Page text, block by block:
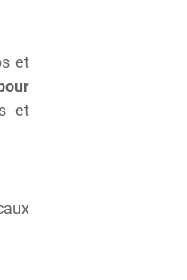
et
et